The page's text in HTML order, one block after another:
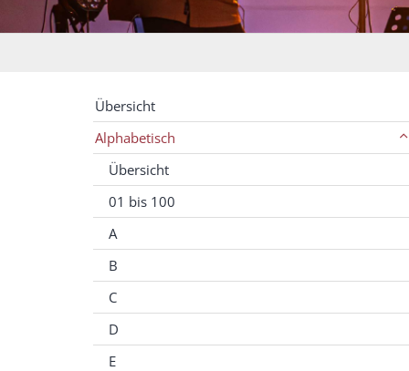
Übersicht
Alphabetisch
Übersicht
01 bis 100
A
B
C
D
E